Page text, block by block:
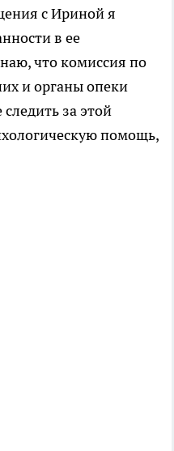
с Ириной я
в ее
что комиссия по
и органы опеки
за этой
помощь,